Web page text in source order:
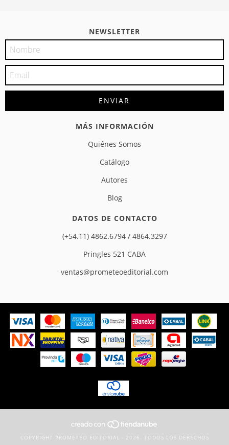
NEWSLETTER
MÁS INFORMACIÓN
Quiénes Somos
Catálogo
Autores
Blog
DATOS DE CONTACTO
(+54.11) 4862.6794 / 4864.3297
Pringles 521 CABA
ventas@prometeoeditorial.com
COPYRIGHT PROMETEO EDITORIAL - 2026. TODOS LOS DERECHOS